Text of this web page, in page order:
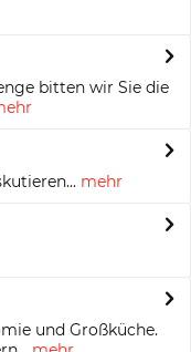
bitten wir Sie die
mehr
und Großküche.